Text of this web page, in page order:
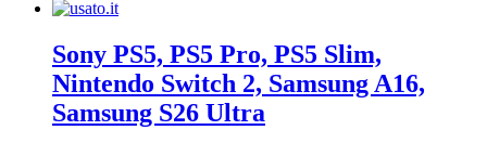
Sony PS5, PS5 Pro, PS5 Slim,
Nintendo Switch 2, Samsung A16,
Samsung S26 Ultra